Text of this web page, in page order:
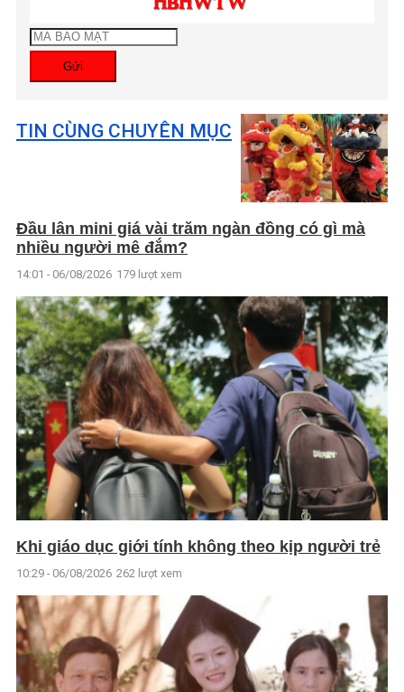
Gửi
TIN CÙNG CHUYÊN MỤC
Đầu lân mini giá vài trăm ngàn đồng có gì mà
nhiều người mê đắm?
14:01 - 06/08/2026 179 lượt xem
Khi giáo dục giới tính không theo kịp người trẻ
10:29 - 06/08/2026 262 lượt xem